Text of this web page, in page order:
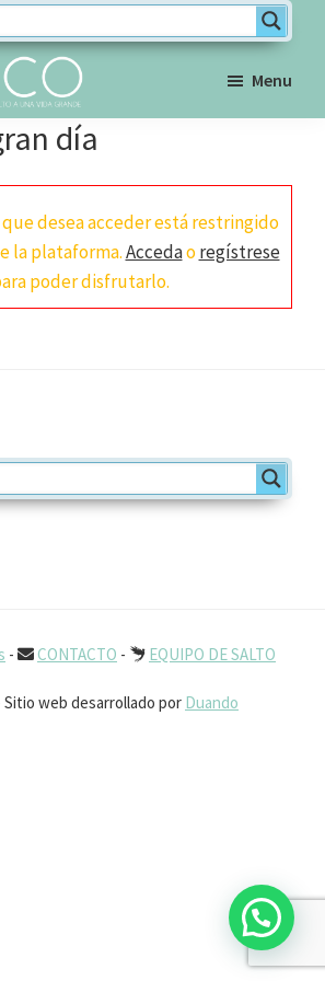
Menu
día
desea acceder está restringido
la plataforma.Accedaoregístrese
poder disfrutarlo.
- CONTACTO - EQUIPO DE SALTO
Sitio web desarrollado por Duando